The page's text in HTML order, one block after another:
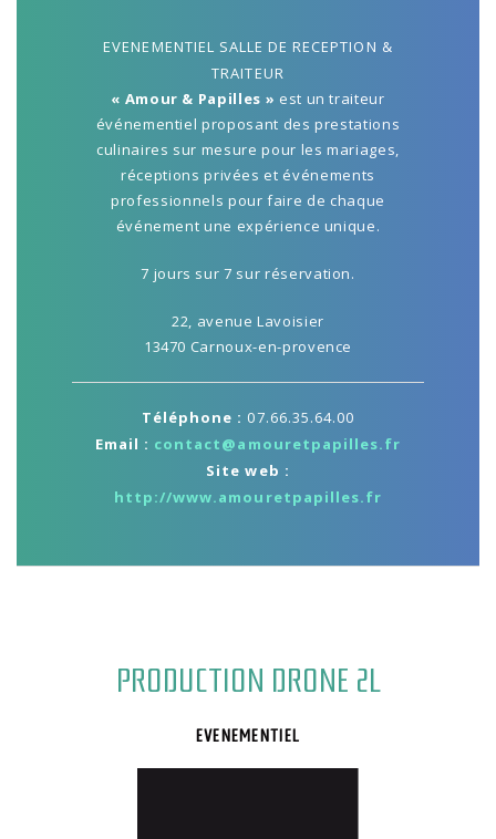
EVENEMENTIEL SALLE DE RECEPTION &
TRAITEUR
« Amour & Papilles » est un traiteur
événementiel proposant des prestations
culinaires sur mesure pour les mariages,
réceptions privées et événements
professionnels pour faire de chaque
événement une expérience unique.
7 jours sur 7 sur réservation.
22, avenue Lavoisier
13470 Carnoux-en-provence
Téléphone : 07.66.35.64.00
Email : contact@amouretpapilles.fr
Site web :
http://www.amouretpapilles.fr
PRODUCTION DRONE 2L
EVENEMENTIEL